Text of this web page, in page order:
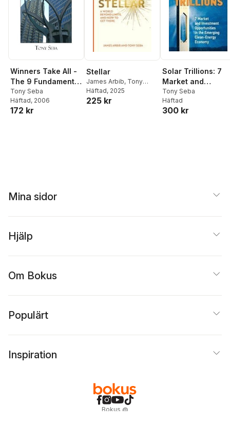
Winners Take All -
The 9 Fundamental
Rules of High Tech
Strategy
Tony Seba
Häftad, 2006
172 kr
Stellar
James Arbib, Tony
Seba
Häftad, 2025
225 kr
Solar Trillions: 7
Market and
Investment
Opportunities in
the Emerging
Tony Seba
Häftad
300 kr
Mina sidor
Hjälp
Om Bokus
Populärt
Inspiration
Bokus @